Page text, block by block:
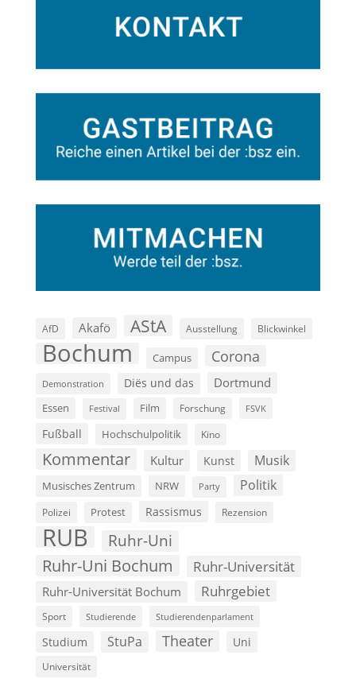
AfD Akafö AStA Ausstellung Blickwinkel
Bochum Campus Corona
Demonstration Diës und das Dortmund
Essen Festival Film Forschung FSVK
Fußball Hochschulpolitik Kino
Kommentar Kultur Kunst Musik
Musisches Zentrum NRW Party Politik
Polizei Protest Rassismus Rezension
RUB Ruhr-Uni
Ruhr-Uni Bochum Ruhr-Universität
Ruhr-Universität Bochum Ruhrgebiet
Sport Studierende Studierendenparlament
Studium StuPa Theater Uni
Universität